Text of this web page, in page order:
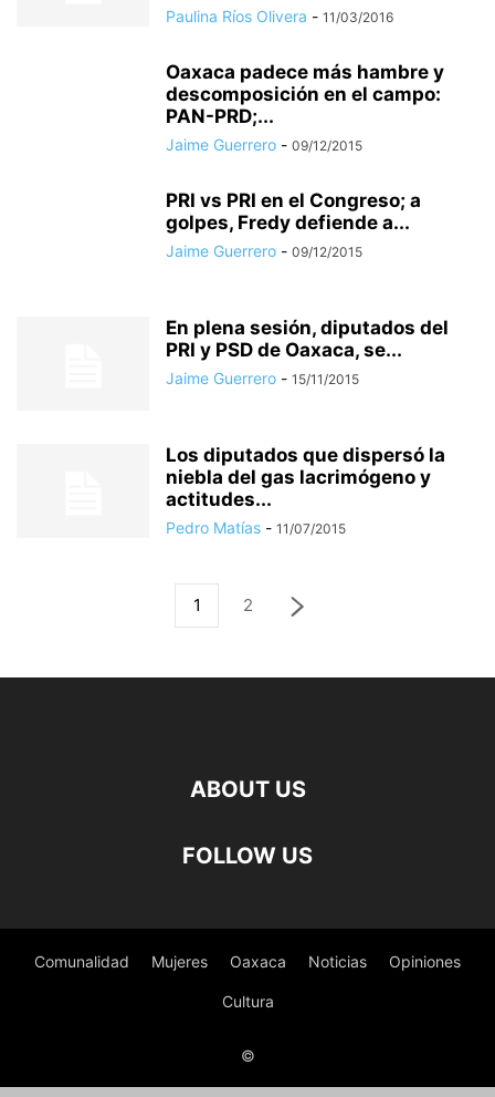
Paulina Ríos Olivera - 11/03/2016
Oaxaca padece más hambre y
descomposición en el campo:
PAN-PRD;...
Jaime Guerrero - 09/12/2015
PRI vs PRI en el Congreso; a
golpes, Fredy defiende a...
Jaime Guerrero - 09/12/2015
En plena sesión, diputados del
PRI y PSD de Oaxaca, se...
Jaime Guerrero - 15/11/2015
Los diputados que dispersó la
niebla del gas lacrimógeno y
actitudes...
Pedro Matías - 11/07/2015
1 2
ABOUT US
FOLLOW US
Comunalidad Mujeres Oaxaca Noticias Opiniones
Cultura
©